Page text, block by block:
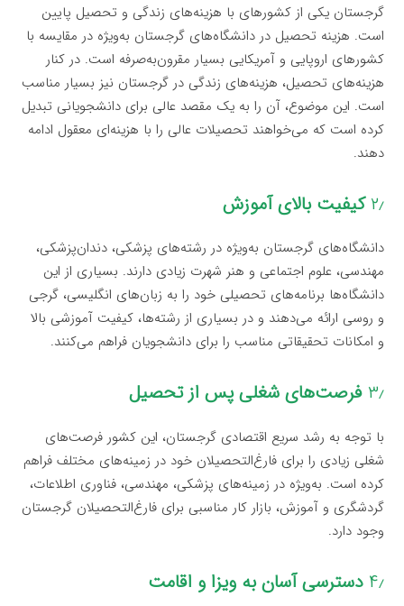
گرجستان یکی از کشورهای با هزینه‌های زندگی و تحصیل پایین
است. هزینه تحصیل در دانشگاه‌های گرجستان به‌ویژه در مقایسه با
کشورهای اروپایی و آمریکایی بسیار مقرون‌به‌صرفه است. در کنار
هزینه‌های تحصیل، هزینه‌های زندگی در گرجستان نیز بسیار مناسب
است. این موضوع، آن را به یک مقصد عالی برای دانشجویانی تبدیل
کرده است که می‌خواهند تحصیلات عالی را با هزینه‌ای معقول ادامه
دهند.
۲٫ کیفیت بالای آموزش
دانشگاه‌های گرجستان به‌ویژه در رشته‌های پزشکی، دندان‌پزشکی،
مهندسی، علوم اجتماعی و هنر شهرت زیادی دارند. بسیاری از این
دانشگاه‌ها برنامه‌های تحصیلی خود را به زبان‌های انگلیسی، گرجی
و روسی ارائه می‌دهند و در بسیاری از رشته‌ها، کیفیت آموزشی بالا
و امکانات تحقیقاتی مناسب را برای دانشجویان فراهم می‌کنند.
۳٫ فرصت‌های شغلی پس از تحصیل
با توجه به رشد سریع اقتصادی گرجستان، این کشور فرصت‌های
شغلی زیادی را برای فارغ‌التحصیلان خود در زمینه‌های مختلف فراهم
کرده است. به‌ویژه در زمینه‌های پزشکی، مهندسی، فناوری اطلاعات،
گردشگری و آموزش، بازار کار مناسبی برای فارغ‌التحصیلان گرجستان
وجود دارد.
۴٫ دسترسی آسان به ویزا و اقامت